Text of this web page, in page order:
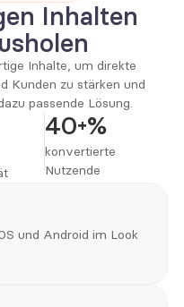
Inhalten
Inhalte, um direkte
Kunden zu stärken und
passende Lösung.
40+%
konvertierte
Nutzende
und Android im Look